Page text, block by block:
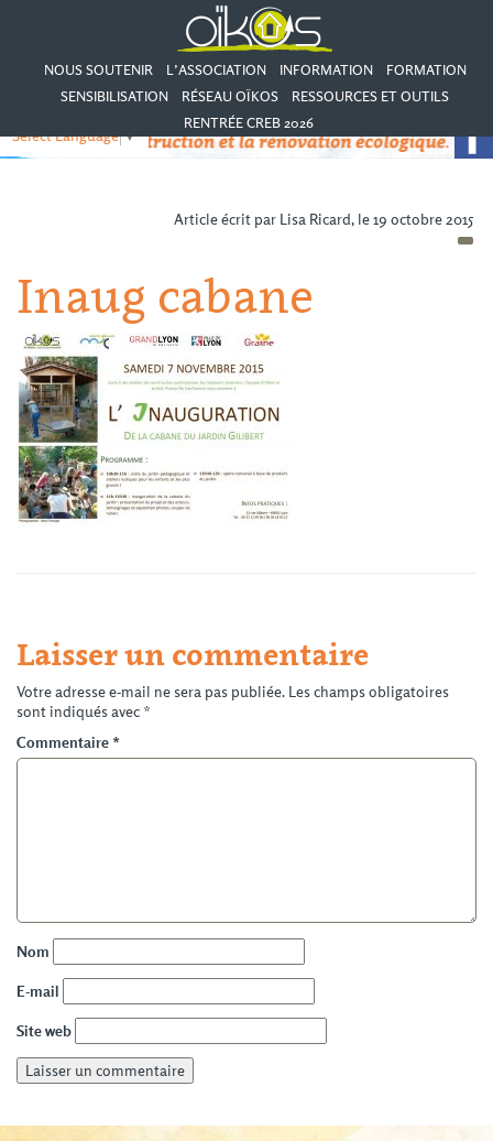
NOUS SOUTENIR L’ASSOCIATION INFORMATION
FORMATION
SENSIBILISATION
RÉSEAU OÏKOS
RESSOURCES ET OUTILS
RENTRÉE CREB 2026
Select Language▼
Article écrit par Lisa Ricard, le 19 octobre 2015
Inaug cabane
Laisser un commentaire
Votre adresse e-mail ne sera pas publiée. Les champs obligatoires
sont indiqués avec *
Commentaire *
Nom
E-mail
Site web